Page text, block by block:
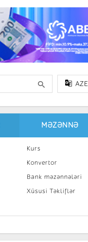
AZE
MƏZƏNNƏ
Kurs
Konvertor
Bank məzənnələri
Xüsusi Təkliflər